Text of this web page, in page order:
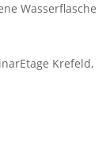
Wasserflasche
Krefeld,